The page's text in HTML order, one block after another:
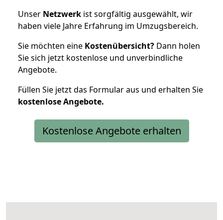
Unser Netzwerk ist sorgfältig ausgewählt, wir
haben viele Jahre Erfahrung im Umzugsbereich.
Sie möchten eine Kostenübersicht? Dann holen
Sie sich jetzt kostenlose und unverbindliche
Angebote.
Füllen Sie jetzt das Formular aus und erhalten Sie
kostenloseAngebote.
Kostenlose Angebote erhalten